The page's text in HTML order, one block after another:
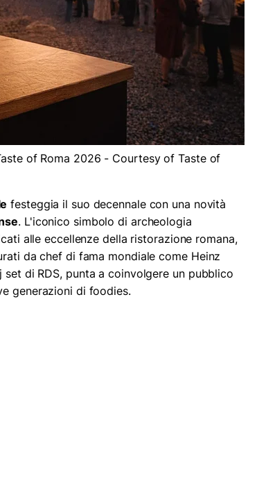
of Roma 2026 - Courtesy of Taste of
festeggia il suo decennale con una novità
. L'iconico simbolo di archeologia
alle eccellenze della ristorazione romana,
da chef di fama mondiale come Heinz
di RDS, punta a coinvolgere un pubblico
generazioni di foodies.